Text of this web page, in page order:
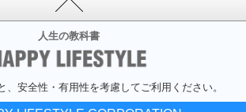
人生の教科書
、安全性・有用性を考慮してご利用ください。